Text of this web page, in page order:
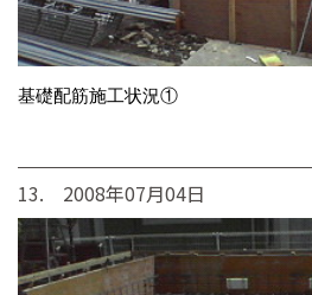
基礎配筋施工状況①
13. 2008年07月04日